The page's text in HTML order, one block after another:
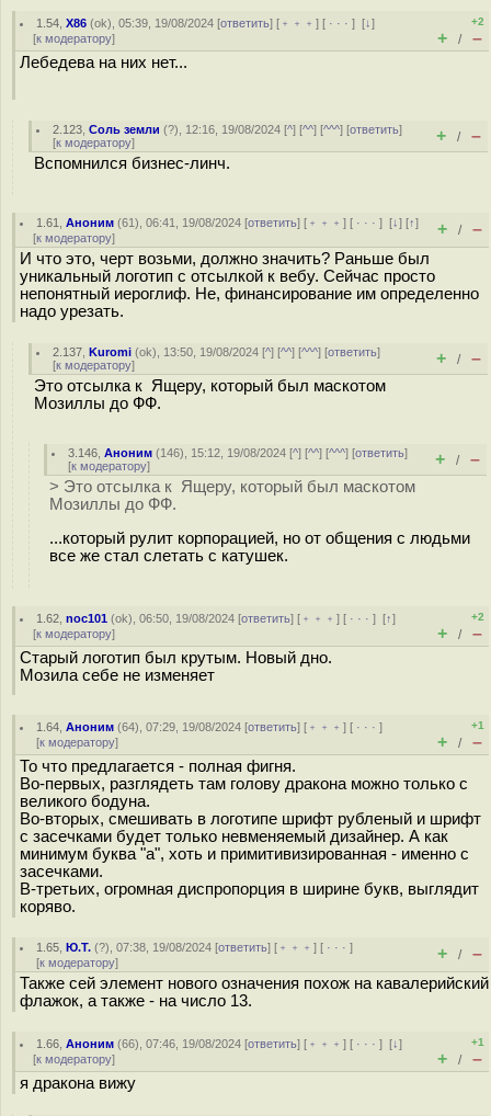
1.54 ,X86 (ok), 05:39, 19/08/2024 [ответить] [ ﹢﹢﹢] [ · · ·][↓]
[к модератору]
+2
+ / –
Лебедева на них нет...
2.123 ,Соль земли (?), 12:16, 19/08/2024 [^] [^^] [^^^] [ответить]
[к модератору] + / –
Вспомнился бизнес-линч.
1.61 ,Аноним (61), 06:41, 19/08/2024 [ответить] [ ﹢﹢﹢] [ · · ·][↓] [↑]
[к модератору] + / –
И что это, черт возьми, должно значить? Раньше был
уникальный логотип с отсылкой к вебу. Сейчас просто
непонятный иероглиф. Не, финансирование им определенно
надо урезать.
2.137 ,Kuromi (ok), 13:50, 19/08/2024 [^] [^^] [^^^] [ответить]
[к модератору] + / –
Это отсылка к Ящеру, который был маскотом
Мозиллы до ФФ.
3.146 ,Аноним (146), 15:12, 19/08/2024 [^] [^^] [^^^] [ответить]
[к модератору] + / –
> Это отсылка к Ящеру, который был маскотом
Мозиллы до ФФ.
...который рулит корпорацией, но от общения с людьми
все же стал слетать с катушек.
1.62 ,noc101 (ok), 06:50, 19/08/2024 [ответить] [ ﹢﹢﹢] [ · · ·][↑]
[к модератору]
+2
+ / –
Старый логотип был крутым. Новый дно.
Мозила себе не изменяет
1.64 ,Аноним (64), 07:29, 19/08/2024 [ответить] [ ﹢﹢﹢] [ · · ·]
[к модератору]
+1
+ / –
То что предлагается - полная фигня.
Во-первых, разглядеть там голову дракона можно только с
великого бодуна.
Во-вторых, смешивать в логотипе шрифт рубленый и шрифт
с засечками будет только невменяемый дизайнер. А как
минимум буква "а", хоть и примитивизированная - именно с
засечками.
В-третьих, огромная диспропорция в ширине букв, выглядит
коряво.
1.65 ,Ю.Т. (?), 07:38, 19/08/2024 [ответить] [ ﹢﹢﹢] [ · · ·]
[к модератору] + / –
Также сей элемент нового означения похож на кавалерийский
флажок, а также - на число 13.
1.66 ,Аноним (66), 07:46, 19/08/2024 [ответить] [ ﹢﹢﹢] [ · · ·][↓]
[к модератору]
+1
+ / –
я дракона вижу